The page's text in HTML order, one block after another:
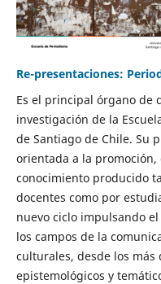
Re-presentaciones:
Es el principal órgano de
investigación de la
de Santiago de Chile. Su
orientada a la
conocimiento producido
docentes como por
nuevo ciclo impulsando
los campos de la
culturales, desde los más
epistemológicos y